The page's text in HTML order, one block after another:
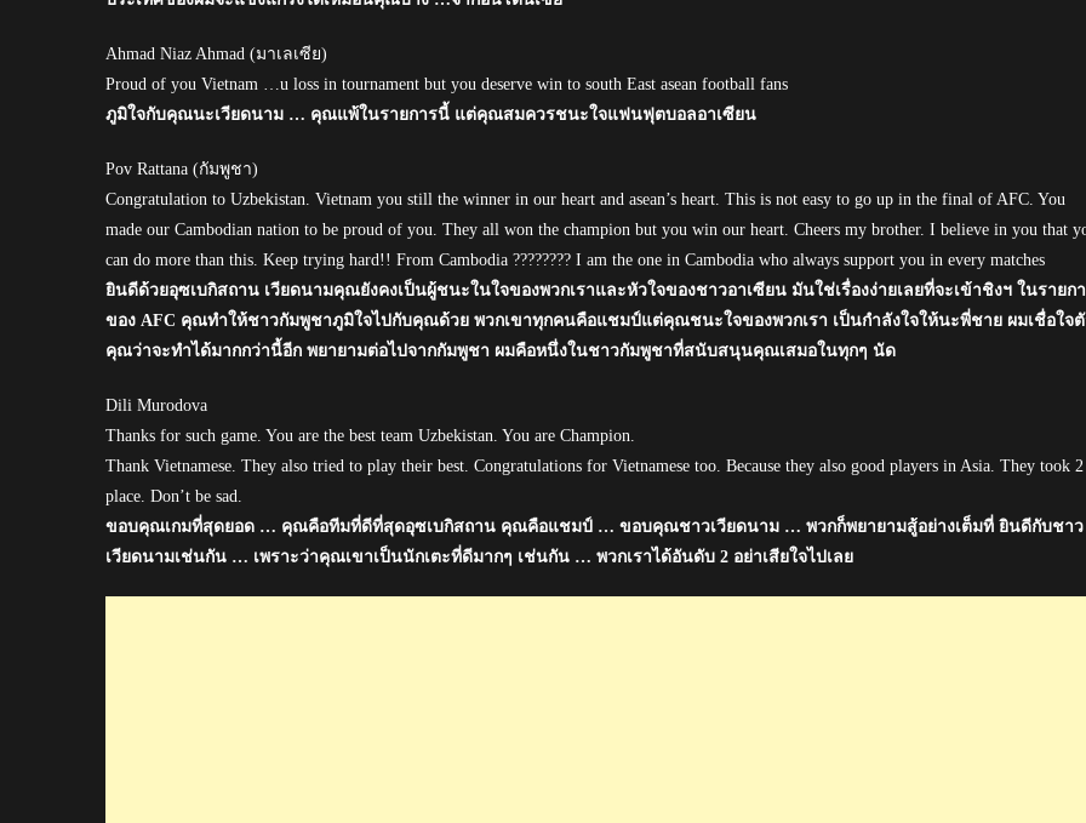
Ahmad Niaz Ahmad (มาเลเซีย)
Proud of you Vietnam …u loss in tournament but you deserve win to south East asean football fans
ภูมิใจกับคุณนะเวียดนาม … คุณแพ้ในรายการนี้ แต่คุณสมควรชนะใจแฟนฟุตบอลอาเซียน
Pov Rattana (กัมพูชา)
Congratulation to Uzbekistan. Vietnam you still the winner in our heart and asean’s heart. This is not easy to go up in the final of AFC. You
made our Cambodian nation to be proud of you. They all won the champion but you win our heart. Cheers my brother. I believe in you that
can do more than this. Keep trying hard!! From Cambodia ???????? I am the one in Cambodia who always support you in every matches
ยินดีด้วยอุซเบกิสถาน เวียดนามคุณยังคงเป็นผู้ชนะในใจของพวกเราและหัวใจของชาวอาเซียน มันใช่เรื่องง่ายเลยที่จะเข้าชิงฯ ในรายก
ของ AFC คุณทำให้ชาวกัมพูชาภูมิใจไปกับคุณด้วย พวกเขาทุกคนคือแชมป์แต่คุณชนะใจของพวกเรา เป็นกำลังใจให้นะพี่ชาย ผมเชื่อใจ
คุณว่าจะทำได้มากกว่านี้อีก พยายามต่อไปจากกัมพูชา ผมคือหนึ่งในชาวกัมพูชาที่สนับสนุนคุณเสมอในทุกๆ นัด
Dili Murodova
Thanks for such game. You are the best team Uzbekistan. You are Champion.
Thank Vietnamese. They also tried to play their best. Congratulations for Vietnamese too. Because they also good players in Asia. They took 2
place. Don’t be sad.
ขอบคุณเกมที่สุดยอด … คุณคือทีมที่ดีที่สุดอุซเบกิสถาน คุณคือแชมป์ … ขอบคุณชาวเวียดนาม … พวกก็พยายามสู้อย่างเต็มที่ ยินดีกับชาว
เวียดนามเช่นกัน … เพราะว่าคุณเขาเป็นนักเตะที่ดีมากๆ เช่นกัน … พวกเราได้อันดับ 2 อย่าเสียใจไปเลย